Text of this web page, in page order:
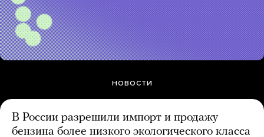
НОВОСТИ
В России разрешили импорт и продажу
бензина более низкого экологического класса